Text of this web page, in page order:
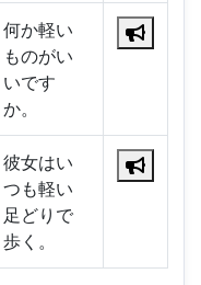
何か軽い
ものがい
いです
か。
彼女はい
つも軽い
足どりで
歩く。